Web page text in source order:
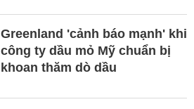
Greenland 'cảnh báo mạnh' khi
công ty dầu mỏ Mỹ chuẩn bị
khoan thăm dò dầu